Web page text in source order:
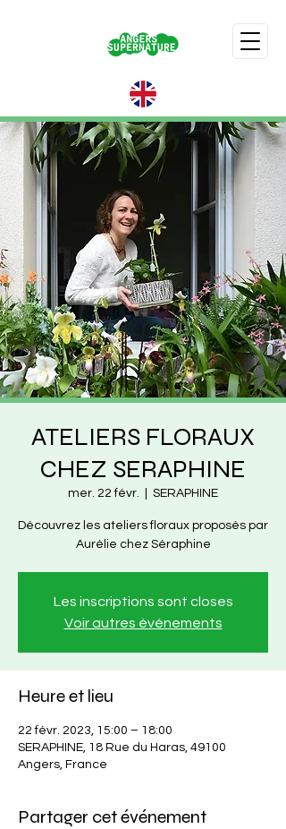
ATELIERS FLORAUX
CHEZ SERAPHINE
mer. 22 févr. SERAPHINE
Découvrez les ateliers floraux proposés par
Aurélie chez Séraphine
Les inscriptions sont closes
Voir autres événements
Heure et lieu
22 févr. 2023, 15:00 – 18:00
SERAPHINE, 18 Rue du Haras, 49100
Angers, France
Partager cet événement